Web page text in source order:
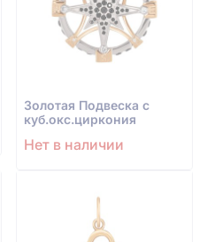
Золотая Подвеска с
куб.окс.циркония
Нет в наличии